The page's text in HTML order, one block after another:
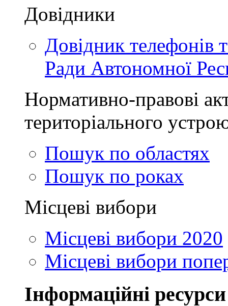
Довідники
Довідник телефонів
Ради Автономної
Нормативно-правові
територіального
Пошук по областях
Пошук по роках
Місцеві вибори
Місцеві вибори 2020
Місцеві вибори
Інформаційні ресурси